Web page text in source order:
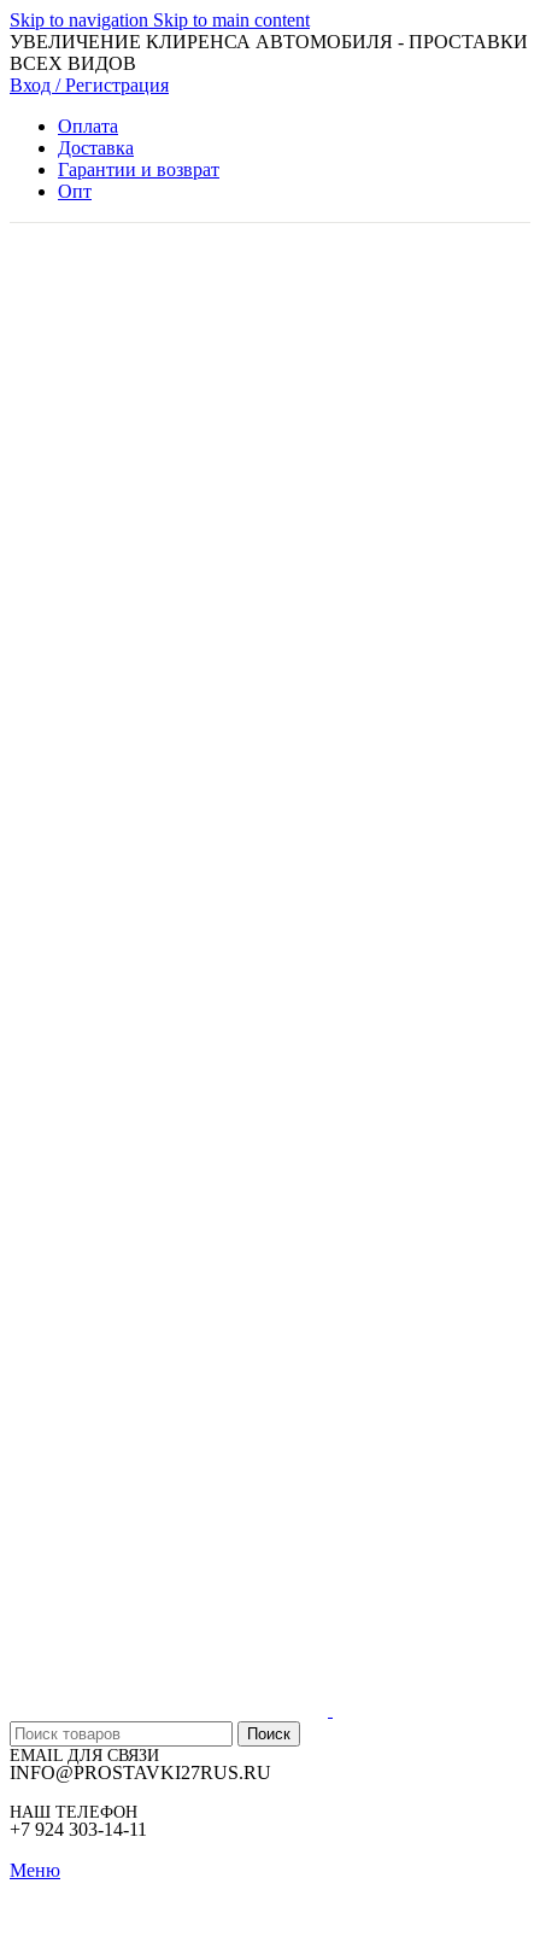
Skip to navigation Skip to main content
УВЕЛИЧЕНИЕ КЛИРЕНСА АВТОМОБИЛЯ - ПРОСТАВКИ
ВСЕХ ВИДОВ
Вход / Регистрация
Оплата
Доставка
Гарантии и возврат
Опт
Поиск
EMAIL ДЛЯ СВЯЗИ
INFO@PROSTAVKI27RUS.RU
НАШ ТЕЛЕФОН
+7 924 303-14-11
Меню